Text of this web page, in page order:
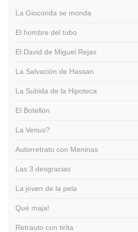
La Gioconda se monda
El hombre del tubo
El David de Miguel Rejas
La Salvación de Hassan
La Subida de la Hipoteca
El Botellón
La Venus?
Autorretrato con Meninas
Las 3 desgracias
La joven de la pela
Qué maja!
Retrauto con tirita